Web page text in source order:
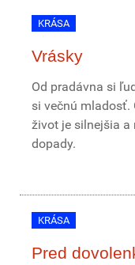
KRÁSA
Vrásky
Od pradávna si
si večnú mladosť.
život je silnejšia a
dopady.
KRÁSA
Pred